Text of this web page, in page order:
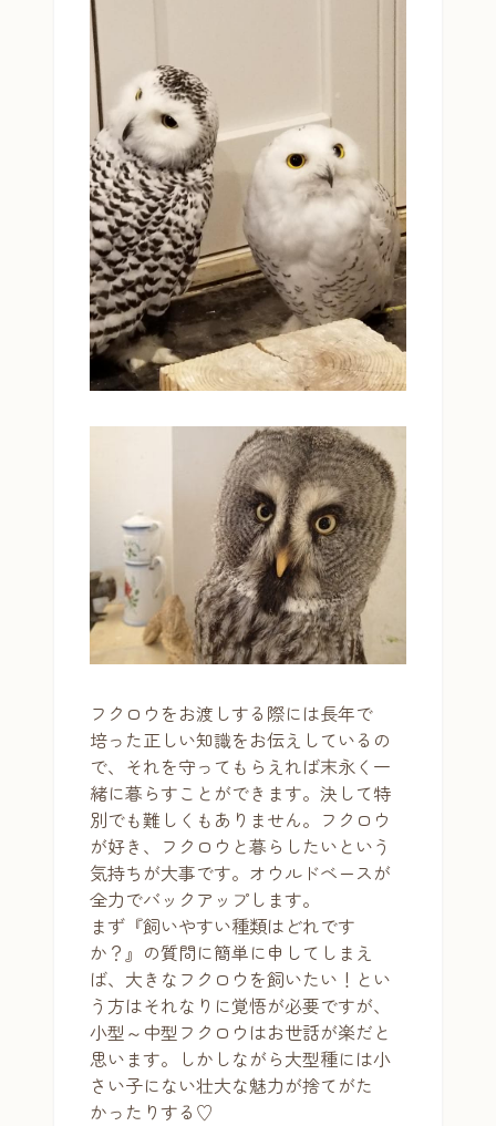
フクロウをお渡しする際には長年で
培った正しい知識をお伝えしているの
で、それを守ってもらえれば末永く一
緒に暮らすことができます。決して特
別でも難しくもありません。フクロウ
が好き、フクロウと暮らしたいという
気持ちが大事です。オウルドベースが
全力でバックアップします。
まず『飼いやすい種類はどれです
か？』の質問に簡単に申してしまえ
ば、大きなフクロウを飼いたい！とい
う方はそれなりに覚悟が必要ですが、
小型～中型フクロウはお世話が楽だと
思います。しかしながら大型種には小
さい子にない壮大な魅力が捨てがた
かったりする♡